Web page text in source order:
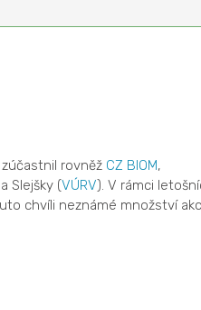
rovněž CZ BIOM,
Slejšky (VÚRV). V rámci
chvíli neznámé množství